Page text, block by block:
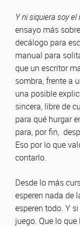
Y ni siquiera soy
ensayo más
decálogo para
manual para
que un escritor
sombra, frente a
una posible
sincera, libre de
para qué hurgar
para, por fin,
Eso por lo que
contarlo.
Desde lo más
esperen nada de
esperen todo. Y
juego. Que lo